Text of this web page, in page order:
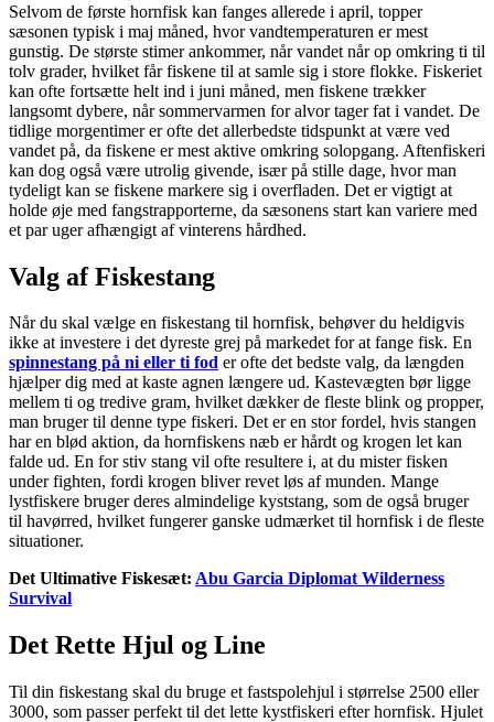
Selvom de første hornfisk kan fanges allerede i april, topper
sæsonen typisk i maj måned, hvor vandtemperaturen er mest
gunstig. De største stimer ankommer, når vandet når op omkring ti til
tolv grader, hvilket får fiskene til at samle sig i store flokke. Fiskeriet
kan ofte fortsætte helt ind i juni måned, men fiskene trækker
langsomt dybere, når sommervarmen for alvor tager fat i vandet. De
tidlige morgentimer er ofte det allerbedste tidspunkt at være ved
vandet på, da fiskene er mest aktive omkring solopgang. Aftenfiskeri
kan dog også være utrolig givende, især på stille dage, hvor man
tydeligt kan se fiskene markere sig i overfladen. Det er vigtigt at
holde øje med fangstrapporterne, da sæsonens start kan variere med
et par uger afhængigt af vinterens hårdhed.
Valg af Fiskestang
Når du skal vælge en fiskestang til hornfisk, behøver du heldigvis
ikke at investere i det dyreste grej på markedet for at fange fisk. En
spinnestang på ni eller ti fod er ofte det bedste valg, da længden
hjælper dig med at kaste agnen længere ud. Kastevægten bør ligge
mellem ti og tredive gram, hvilket dækker de fleste blink og propper,
man bruger til denne type fiskeri. Det er en stor fordel, hvis stangen
har en blød aktion, da hornfiskens næb er hårdt og krogen let kan
falde ud. En for stiv stang vil ofte resultere i, at du mister fisken
under fighten, fordi krogen bliver revet løs af munden. Mange
lystfiskere bruger deres almindelige kyststang, som de også bruger
til havørred, hvilket fungerer ganske udmærket til hornfisk i de fleste
situationer.
Det Ultimative Fiskesæt: Abu Garcia Diplomat Wilderness
Survival
Det Rette Hjul og Line
Til din fiskestang skal du bruge et fastspolehjul i størrelse 2500 eller
3000, som passer perfekt til det lette kystfiskeri efter hornfisk. Hjulet